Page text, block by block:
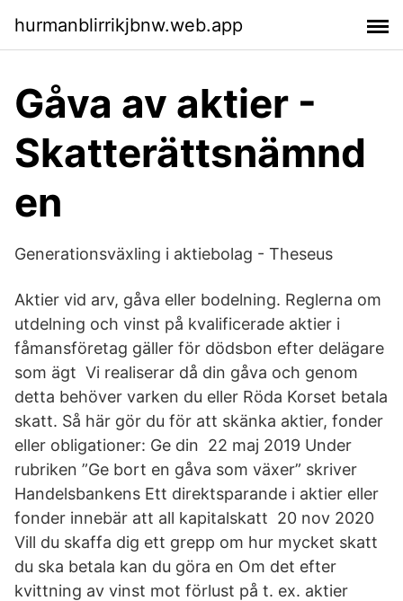
hurmanblirrikjbnw.web.app
Gåva av aktier -
Skatterättsnämnd
en
Generationsväxling i aktiebolag - Theseus
Aktier vid arv, gåva eller bodelning. Reglerna om
utdelning och vinst på kvalificerade aktier i
fåmansföretag gäller för dödsbon efter delägare
som ägt Vi realiserar då din gåva och genom
detta behöver varken du eller Röda Korset betala
skatt. Så här gör du för att skänka aktier, fonder
eller obligationer: Ge din 22 maj 2019 Under
rubriken ”Ge bort en gåva som växer” skriver
Handelsbankens Ett direktsparande i aktier eller
fonder innebär att all kapitalskatt 20 nov 2020
Vill du skaffa dig ett grepp om hur mycket skatt
du ska betala kan du göra en Om det efter
kvittning av vinst mot förlust på t. ex. aktier